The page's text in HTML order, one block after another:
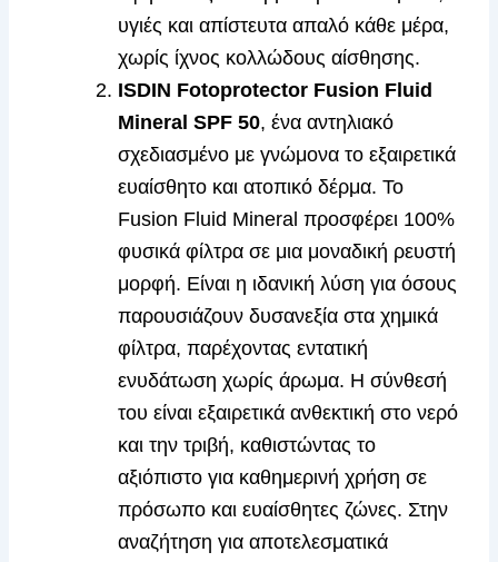
υγιές και απίστευτα απαλό κάθε μέρα,
χωρίς ίχνος κολλώδους αίσθησης.
ISDIN Fotoprotector Fusion Fluid
Mineral SPF 50, ένα αντηλιακό
σχεδιασμένο με γνώμονα το εξαιρετικά
ευαίσθητο και ατοπικό δέρμα. Το
Fusion Fluid Mineral προσφέρει 100%
φυσικά φίλτρα σε μια μοναδική ρευστή
μορφή. Είναι η ιδανική λύση για όσους
παρουσιάζουν δυσανεξία στα χημικά
φίλτρα, παρέχοντας εντατική
ενυδάτωση χωρίς άρωμα. Η σύνθεσή
του είναι εξαιρετικά ανθεκτική στο νερό
και την τριβή, καθιστώντας το
αξιόπιστο για καθημερινή χρήση σε
πρόσωπο και ευαίσθητες ζώνες. Στην
αναζήτηση για αποτελεσματικά